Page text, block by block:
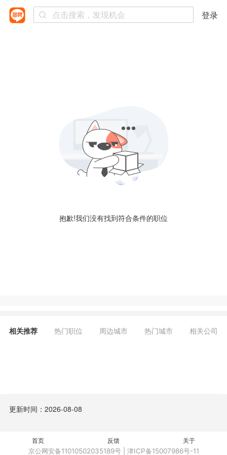
登录
抱歉!我们没有找到符合条件的职位
相关推荐 热门职位 周边城市 热门城市 相关公司
更新时间：2026-08-08
首页 反馈 关于